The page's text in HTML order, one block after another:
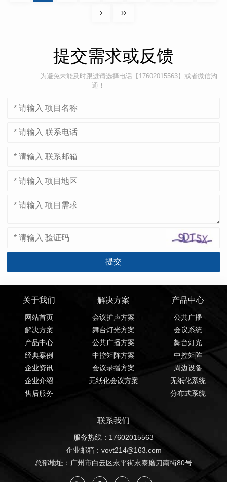
› ››
提交需求或反馈
为避免未能及时跟进请选择电话【17602015563】或者微信沟
通！
关于我们
网站首页
解决方案
产品中心
经典案例
企业资讯
企业介绍
售后服务
解决方案
会议扩声方案
舞台灯光方案
公共广播方案
中控矩阵方案
会议录播方案
无纸化会议方案
产品中心
公共广播
会议系统
舞台灯光
中控矩阵
周边设备
无纸化系统
分布式系统
联系我们
服务热线：17602015563
企业邮箱：vovt214@163.com
总部地址：广州市白云区永平街永泰磨刀南街80号